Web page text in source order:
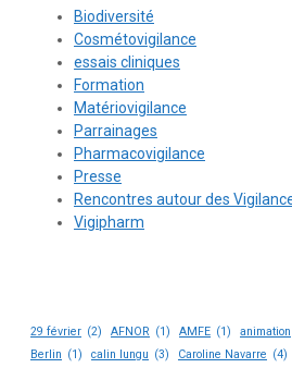
Biodiversité
Cosmétovigilance
essais cliniques
Formation
Matériovigilance
Parrainages
Pharmacovigilance
Presse
Rencontres autour des
Vigipharm
29 février (2) AFNOR (1) AMFE (1) animation
Berlin (1) calin lungu (3) Caroline Navarre (4)